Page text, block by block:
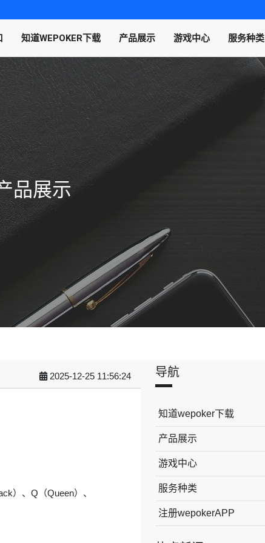
知道WEPOKER下载 产品展示 游戏中心 服务种类
品展示
2025-12-25 11:56:24
）、Q（Queen）、
导航
知道wepoker下载
产品展示
游戏中心
服务种类
注册wepokerAPP